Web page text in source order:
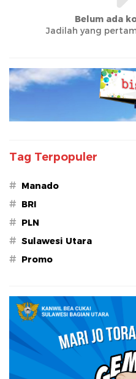
Belum ada
Jadilah yang
Tag Terpopuler
# Manado
# BRI
# PLN
# Sulawesi Utara
# Promo